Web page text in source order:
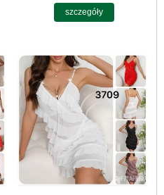
szczegóły